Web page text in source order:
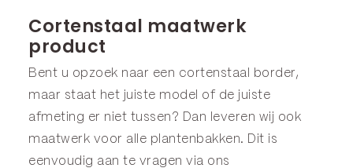
Cortenstaal maatwerk
product
Bent u opzoek naar een cortenstaal border,
maar staat het juiste model of de juiste
afmeting er niet tussen? Dan leveren wij ook
maatwerk voor alle plantenbakken. Dit is
eenvoudig aan te vragen via ons